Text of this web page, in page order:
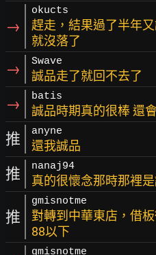
→
okucts
趕走，結果過了半年
就沒落了
→ Swave
誠品走了就回不去了
→ batis
誠品時期真的很棒 還
推 anyne
還我誠品
推 nanaj94
真的很懷念那時那裡
推
gmisnotme
對轉到中華東店，借
88以下
gmisnotme